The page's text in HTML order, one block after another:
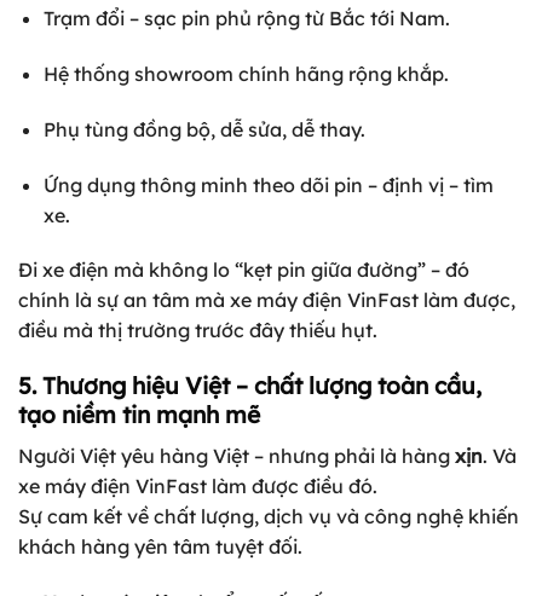
Trạm đổi – sạc pin phủ rộng từ Bắc tới Nam.
Hệ thống showroom chính hãng rộng khắp.
Phụ tùng đồng bộ, dễ sửa, dễ thay.
Ứng dụng thông minh theo dõi pin – định vị – tìm
xe.
Đi xe điện mà không lo “kẹt pin giữa đường” – đó
chính là sự an tâm mà xe máy điện VinFast làm được,
điều mà thị trường trước đây thiếu hụt.
5. Thương hiệu Việt – chất lượng toàn cầu,
tạo niềm tin mạnh mẽ
Người Việt yêu hàng Việt – nhưng phải là hàng xịn. Và
xe máy điện VinFast làm được điều đó.
Sự cam kết về chất lượng, dịch vụ và công nghệ khiến
khách hàng yên tâm tuyệt đối.